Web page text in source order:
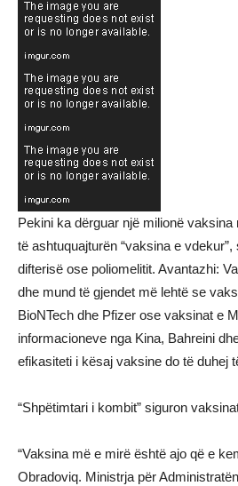
Pekini ka dërguar një milionë vaksina
të ashtuquajturën “vaksina e
difterisë ose poliomelitit. Avantazhi:
dhe mund të gjendet më lehtë se
BioNTech dhe Pfizer ose vaksinat e
informacioneve nga Kina, Bahreini
efikasiteti i kësaj vaksine do të duhej
“Shpëtimtari i kombit” siguron
“Vaksina më e mirë është ajo që e
Obradoviq. Ministrja për